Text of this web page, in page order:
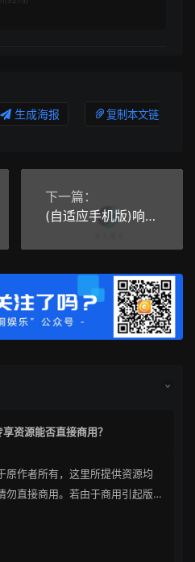
生成海报 复制本文链接
下一篇：
(自适应手机版)响应式统一战线政府单位机构类网站源码 红色政府部门机构网站模板
资源能否直接商用？
原作者所有，这里所提供资源均
勿直接商用。若由于商用引起版